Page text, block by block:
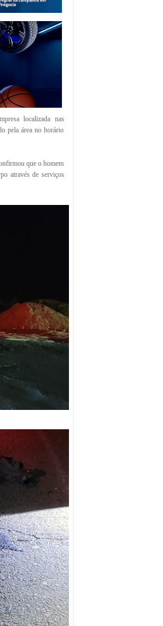
localizada nas
pela área no horário
que o homem
através de serviços